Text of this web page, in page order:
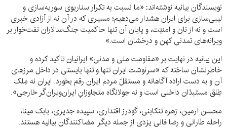
نویسندگان بیانیه نوشته‌اند: «ما نسبت به تکرار سناریوی سوریه‌سازی و
لیبی‌سازی برای ایران هشدار می‌دهیم؛ مسیری که در آن نه از آزادی خبری
است و نه از نان و امنیّت، و پایان آن تنها حاکمیت جنگ‌سالاران نفت‌خوار بر
ویرانه‌های تمدنی کهن و درخشان است.»
این بیانیه در نهایت بر «مقاومت ملی و مدنی» ایرانیان تاکید کرده و
خاطرنشان ساخته که «سرنوشت ایران تنها و تنها بایستی در داخل مرزهای
آن و به دست اراده‌ آگاهانه و مستقلّ مردم ایران‌ رقم بخورد. ایران نه مِلک
طِلق مستبدّان داخلی است و نه جولانگاه متجاوزانِ ایران‌ویران‌گر خارجی».
محسن آرمین، زهره تنکابنی، گودرز اقتداری، سپیده جدیری، بابک مینا،
راحله طارانی و رضا فانی یزدی از جمله دیگر امضاکنندگان بیانیه هستند.